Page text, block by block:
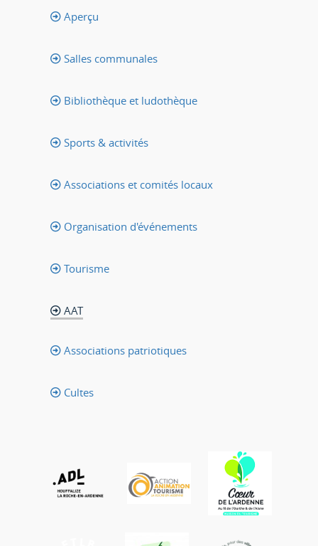
Aperçu
Salles communales
Bibliothèque et ludothèque
Sports & activités
Associations et comités locaux
Organisation d'événements
Tourisme
AAT
Associations patriotiques
Cultes